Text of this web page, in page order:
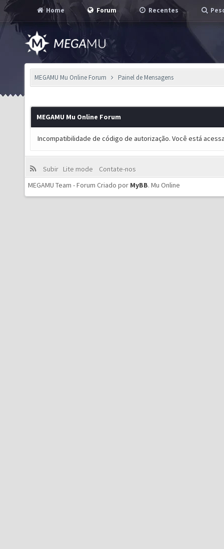
Home Forum Recentes
MEGAMU Mu Online Forum Painel de Mensagens
MEGAMU Mu Online Forum
Incompatibilidade de código de autorização. Você está
Subir Lite mode
Contate-nos
MEGAMU Team - Forum Criado por MyBB. Mu Online